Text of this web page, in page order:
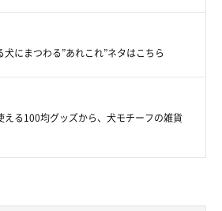
川に、自然大好きアクティブ犬を目指
さん／Instagram
ご了承をいただいたうえで制作してい
にまつわる”あれこれ”ネタはこちら
える100均グッズから、犬モチーフの雑貨